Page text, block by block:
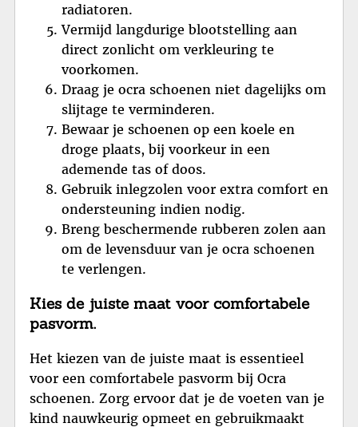
radiatoren.
Vermijd langdurige blootstelling aan
direct zonlicht om verkleuring te
voorkomen.
Draag je ocra schoenen niet dagelijks om
slijtage te verminderen.
Bewaar je schoenen op een koele en
droge plaats, bij voorkeur in een
ademende tas of doos.
Gebruik inlegzolen voor extra comfort en
ondersteuning indien nodig.
Breng beschermende rubberen zolen aan
om de levensduur van je ocra schoenen
te verlengen.
Kies de juiste maat voor comfortabele
pasvorm.
Het kiezen van de juiste maat is essentieel
voor een comfortabele pasvorm bij Ocra
schoenen. Zorg ervoor dat je de voeten van je
kind nauwkeurig opmeet en gebruikmaakt